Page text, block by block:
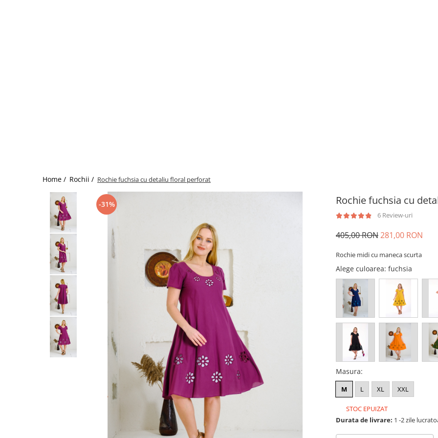
Home / Rochii / Rochie fuchsia cu detaliu floral perforat
Rochie fuchsia cu
6 Review-uri
-31%
405,00 RON281,00 RON
Rochie midi cu maneca scurta
Alege culoarea: fuchsia
Masura:
M L XL XXL
STOC EPUIZAT
Durata de livrare: 1 -2 zile